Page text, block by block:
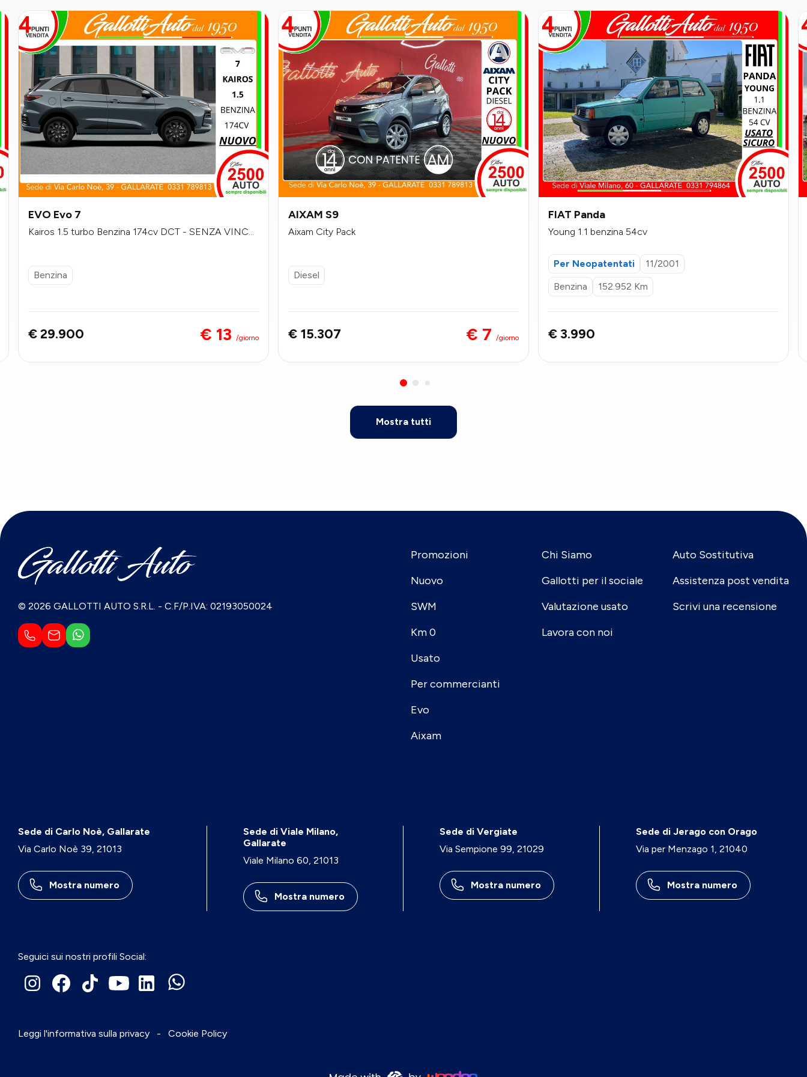
EVO Evo 7
Kairos 1.5 turbo Benzina 174cv DCT - SENZA VINCO
Benzina
€ 29.900 € 13 /giorno
AIXAM S9
Aixam City Pack
Diesel
€ 15.307 € 7 /giorno
FIAT Panda
Young 1.1 benzina 54cv
Per Neopatentati
11/2001
Benzina
152.952 Km
€ 3.990
Mostra tutti
© 2026 GALLOTTI AUTO S.R.L. - C.F/P.IVA: 02193050024
Promozioni
Nuovo
SWM
Km 0
Usato
Per commercianti
Evo
Aixam
Chi Siamo
Gallotti per il sociale
Valutazione usato
Lavora con noi
Auto Sostitutiva
Assistenza post vendita
Scrivi una recensione
Sede di Carlo Noè, Gallarate
Via Carlo Noè 39, 21013
Mostra numero
Sede di Viale Milano,
Gallarate
Viale Milano 60, 21013
Mostra numero
Sede di Vergiate
Via Sempione 99, 21029
Mostra numero
Sede di Jerago con Orago
Via per Menzago 1, 21040
Mostra numero
Seguici sui nostri profili Social:
Leggi l'informativa sulla privacy - Cookie Policy